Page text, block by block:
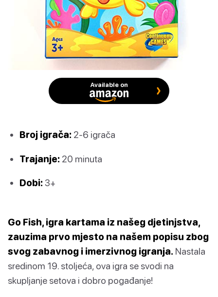
Available on
Broj igrača: 2-6 igrača
Trajanje: 20 minuta
Dobi: 3+
Go Fish, igra kartama iz našeg djetinjstva,
zauzima prvo mjesto na našem popisu zbog
svog zabavnog i imerzivnog igranja. Nastala
sredinom 19. stoljeća, ova igra se svodi na
skupljanje setova i dobro pogađanje!